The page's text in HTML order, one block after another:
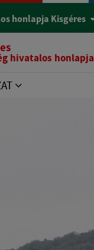
honlapja Kisgéres
hivatalos honlapja